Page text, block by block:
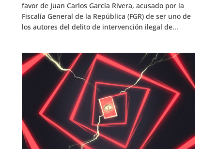
favor de Juan Carlos García Rivera, acusado por la
Fiscalía General de la República (FGR) de ser uno de
los autores del delito de intervención ilegal de...